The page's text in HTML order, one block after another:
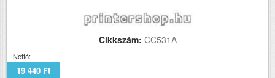
Cikkszám: CC531A
Nettó:
19 440 Ft